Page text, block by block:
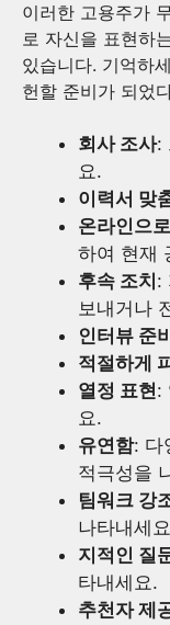
이러한 고용주가
로 자신을 표현하
있습니다. 기억하
헌할 준비가 되었
회사 조사:
요.
이력서 맞
온라인으
하여 현재
후속 조치 :
보내거나
인터뷰 준비
적절하게
열정 표현:
요.
유연함: 다
적극성을
팀워크 강
나타내세
지적인 질
타내세요.
추천자 제